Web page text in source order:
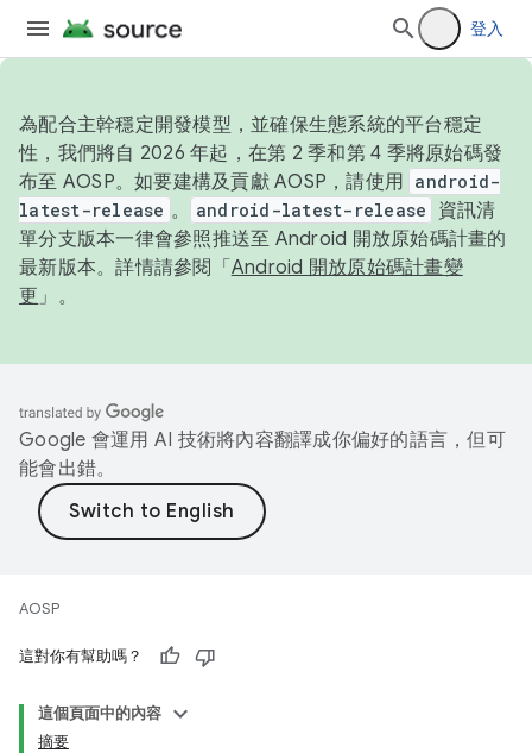
登入
為配合主幹穩定開發模型，並確保生態系統的平台穩定
性，我們將自 2026 年起，在第 2 季和第 4 季將原始碼發
布至 AOSP。如要建構及貢獻 AOSP，請使用 android-
latest-release 。 android-latest-release
資訊清
單分支版本一律會參照推送至 Android 開放原始碼計畫的
最新版本。詳情請參閱「 Android 開放原始碼計畫變
更 」。
Google 會運用 AI 技術將內容翻譯成你偏好的語言，但可
能會出錯。
AOSP
這對你有幫助嗎？
這個頁面中的內容
摘要